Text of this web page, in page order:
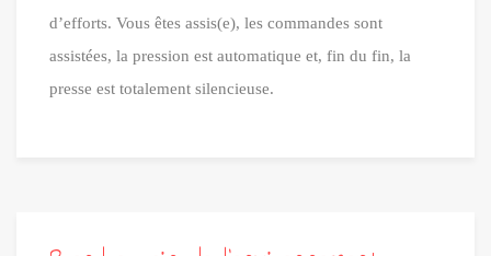
d’efforts. Vous êtes assis(e), les commandes sont
assistées, la pression est automatique et, fin du fin, la
presse est totalement silencieuse.